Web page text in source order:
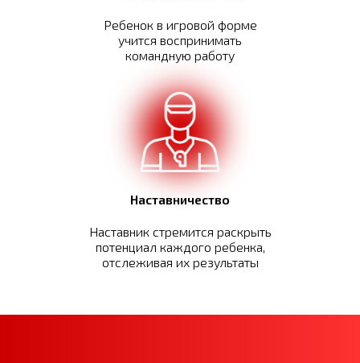
Ребенок в игровой форме
учится воспринимать
командную работу
Наставничество
Наставник стремится раскрыть
потенциал каждого ребенка,
отслеживая их результаты